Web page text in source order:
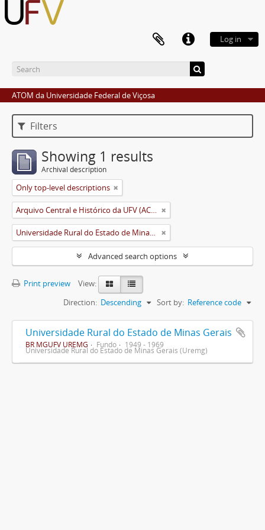
Log in
ATOM da Universidade Federal de Viçosa
Filters
Showing 1 results
Archival description
Only top-level descriptions
Arquivo Central e Histórico da UFV (ACH-UFV)
Universidade Rural do Estado de Minas Gerais (Uremg)
Advanced search options
Print preview
View:
Sort by: Reference code
Direction: Descending
Universidade Rural do Estado de Minas Gerais
BR MGUFV UREMG Fundo 1949 - 1969
Universidade Rural do Estado de Minas Gerais (Uremg)